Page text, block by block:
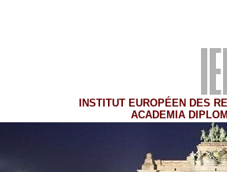
INSTITUT EUROPÉEN DES
ACADEMIA